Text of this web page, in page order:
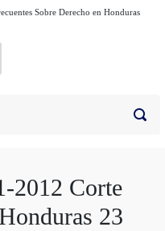
Sobre Derecho en Honduras
2012 Corte
23